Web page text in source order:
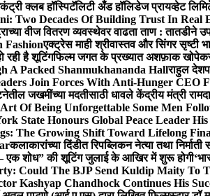
कंट्री क्लब हॉस्पिटॅलिटी अँड हॉलिडेज प्रायव्हेट
Two Decades Of Building Trust In Real
वीज वितरण व्यवस्थेवर वाढता ताण : तातडीने
Fashionएक्ट्रेस माही श्रीवास्तव और सिंगर सृष्टी
रही है शूटिंगफिल्म जगत के प्रख्यात अशफ़ाक खोपेकर
A Packed Shanmukhananda Hallराहुल
Join Forces With Anti-Hunger CEO
जखमींच्या मदतीसाठी धावले केंद्रीय मंत्री
Of Being Unforgettable Some Men
State Honours Global Peace Leader
The Growing Shift Toward Lifelong
कलाकारांच्या दिंडीत रिपब्लिकन नेत्या तथा
एक शोध” की शूटिंग जुलाई के आखिर में शुरू होगी
Could The BJP Send Kuldip Maity To
Kashyap Chandhock Continues His